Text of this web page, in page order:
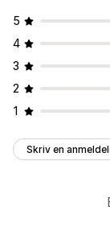
5
4
3
2
1
Skriv en